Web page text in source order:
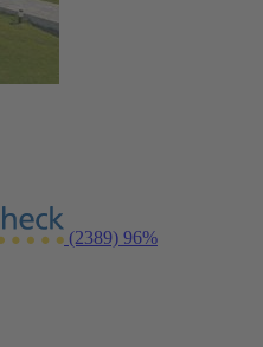
(2389) 96%